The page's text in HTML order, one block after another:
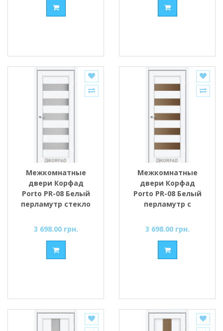
Межкомнатные
двери Корфад
Porto PR-08 Белый
перламутр стекло
3 698.00 грн.
Межкомнатные
двери Корфад
Porto PR-08 Белый
перламутр с
стеклом
3 698.00 грн.